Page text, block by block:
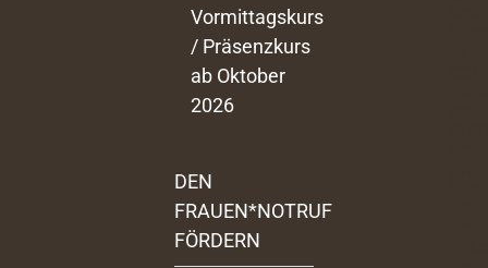
Vormittagskurs
/ Präsenzkurs
ab Oktober
2026
DEN
FRAUEN*NOTRUF
FÖRDERN